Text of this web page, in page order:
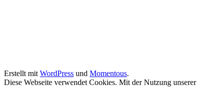
Erstellt mit WordPress und Momentous.
Diese Webseite verwendet Cookies. Mit der Nutzung unserer